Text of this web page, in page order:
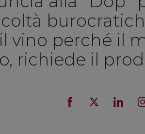
il vino perché il
richiede il